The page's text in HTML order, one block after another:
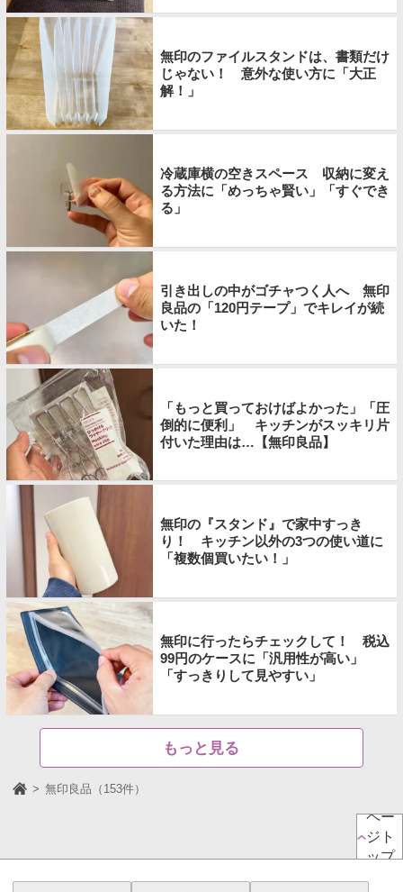
無印のファイルスタンドは、書類だけ
じゃない！ 意外な使い方に「大正
解！」
冷蔵庫横の空きスペース 収納に変え
る方法に「めっちゃ賢い」「すぐでき
る」
引き出しの中がゴチャつく人へ 無印
良品の「120円テープ」でキレイが続
いた！
「もっと買っておけばよかった」「圧
倒的に便利」 キッチンがスッキリ片
付いた理由は…【無印良品】
無印の『スタンド』で家中すっき
り！ キッチン以外の3つの使い道に
「複数個買いたい！」
無印に行ったらチェックして！ 税込
99円のケースに「汎用性が高い」
「すっきりして見やすい」
もっと見る
無印良品（153件）
ペー
ジト
ップ